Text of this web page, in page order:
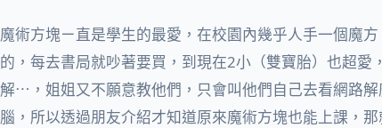
魔術方塊ㄧ直是學生的最愛，在校園內幾乎人手一個魔
的，每去書局就吵著要買，到現在2小（雙寶胎）也超愛
解⋯，姐姐又不願意教他們，只會叫他們自己去看網路
腦，所以透過朋友介紹才知道原來魔術方塊也能上課，